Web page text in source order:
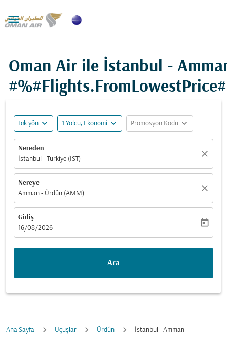

Oman Air ile İstanbul -
Tek yön expand_more 1 Yolcu, Ekonomi expand_more Promosyon Kodu expand_more
Nereden
İstanbul - Türkiye (IST)
close
Nereye
Amman - Ürdün (AMM)
close
Gidiş
fc-booking-departure-date-aria-label
16/08/2026
today
Ara
Ana Sayfa Uçuşlar Ürdün İstanbul - Amman